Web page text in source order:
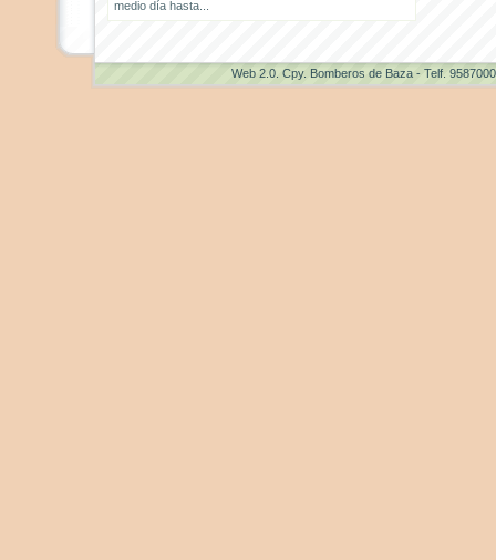
medio día hasta...
Web 2.0 . Cpy. Bomberos de Baza - Telf.